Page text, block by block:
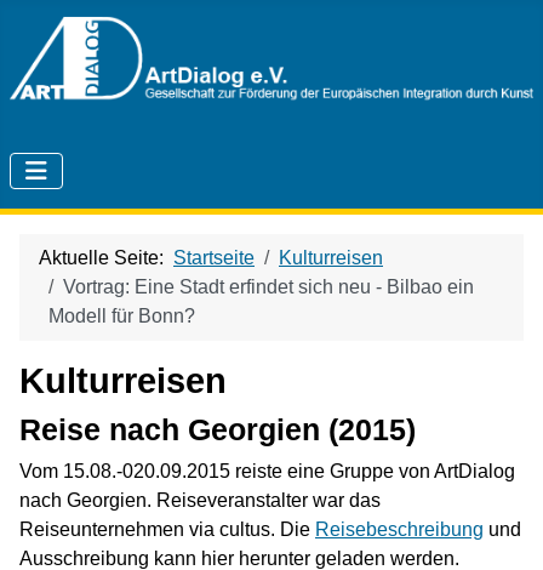
Aktuelle Seite: Startseite
Kulturreisen
Vortrag: Eine Stadt erfindet sich neu - Bilbao ein
Modell für Bonn?
Kulturreisen
Reise nach Georgien (2015)
Vom 15.08.-020.09.2015 reiste eine Gruppe von ArtDialog
nach Georgien. Reiseveranstalter war das
Reiseunternehmen via cultus. Die Reisebeschreibung und
Ausschreibung kann hier herunter geladen werden.